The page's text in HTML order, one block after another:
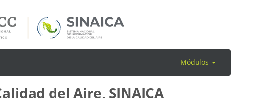
Módulos
del Aire, SINAICA